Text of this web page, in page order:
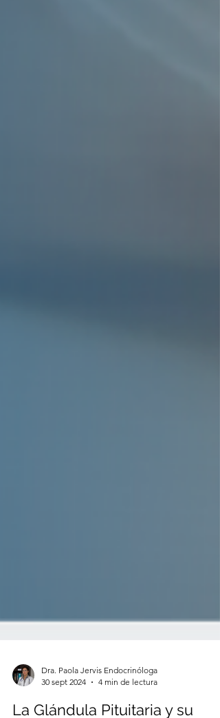
30 sept 2024
4 min de lectura